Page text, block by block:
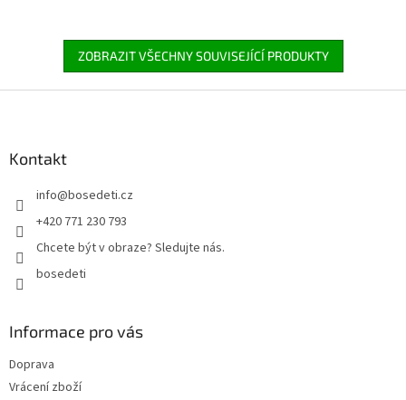
ZOBRAZIT VŠECHNY SOUVISEJÍCÍ PRODUKTY
Kontakt
info@bosedeti.cz
+420 771 230 793
Chcete být v obraze? Sledujte nás.
bosedeti
Informace pro vás
Doprava
Vrácení zboží